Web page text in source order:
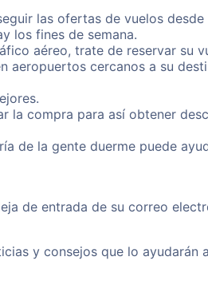
las ofertas de vuelos
los fines de semana.
aéreo, trate de reservar su
aeropuertos cercanos a su
compra para así obtener
de la gente duerme puede
de entrada de su correo
y consejos que lo ayudarán